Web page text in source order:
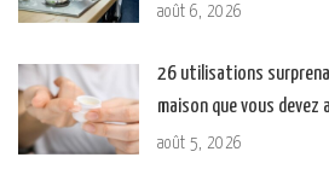
août 6, 2026
26 utilisations
maison que vous
août 5, 2026